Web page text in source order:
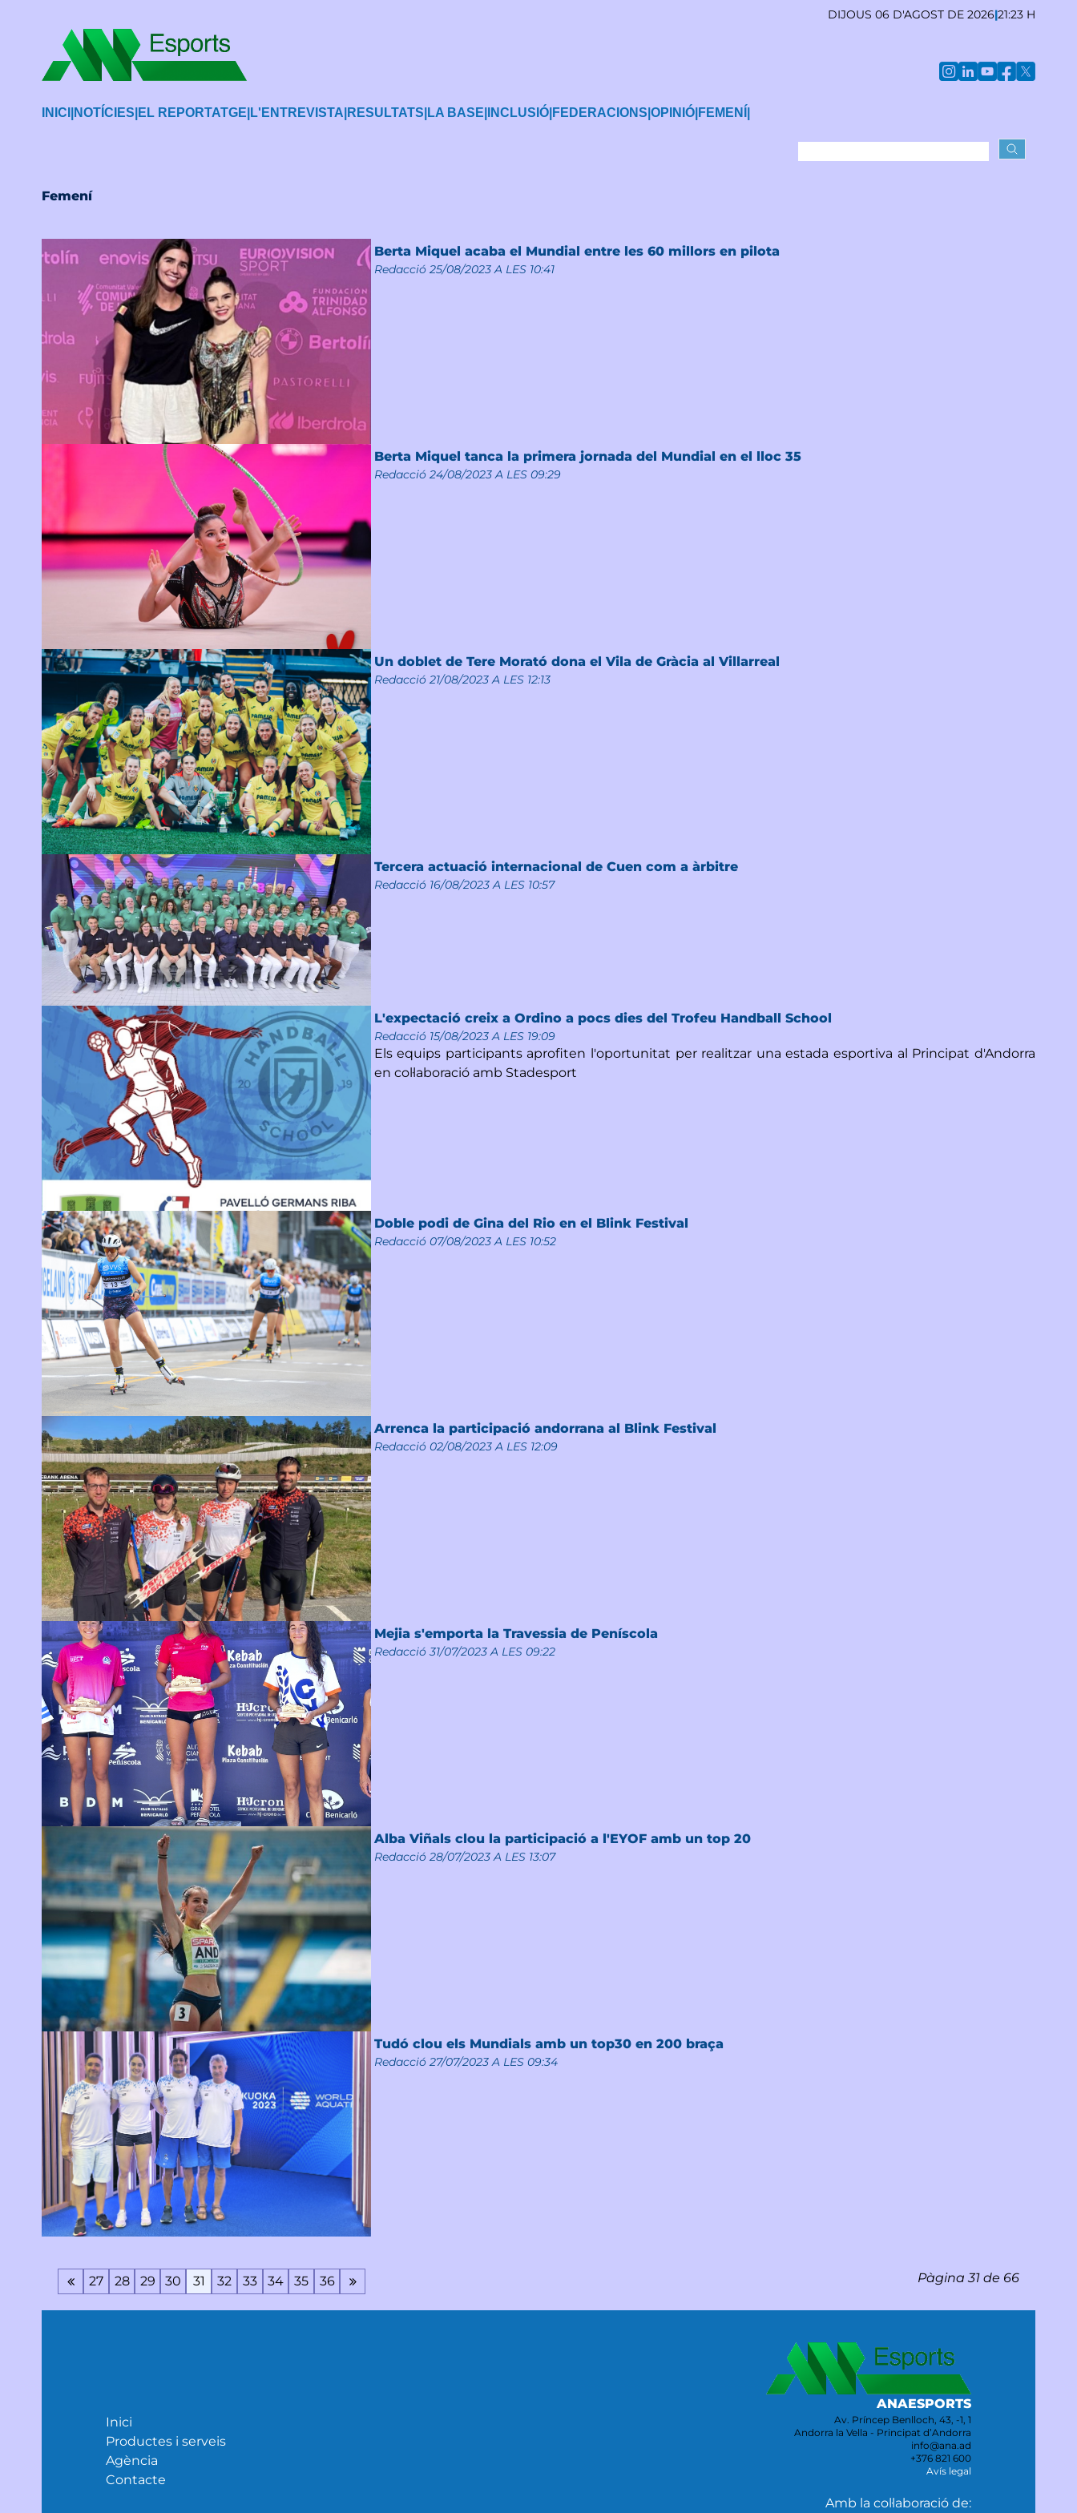
DIJOUS 06 D'AGOST DE 2026|21:23 H
INICI NOTÍCIES EL REPORTATGE L'ENTREVISTA RESULTATS LA BASE INCLUSIÓ FEDERACIONS OPINIÓ FEMENÍ
Femení
Berta Miquel acaba el Mundial entre les 60 millors en pilota
Redacció 25/08/2023 A LES 10:41
Berta Miquel tanca la primera jornada del Mundial en el lloc 35
Redacció 24/08/2023 A LES 09:29
Un doblet de Tere Morató dona el Vila de Gràcia al Villarreal
Redacció 21/08/2023 A LES 12:13
Tercera actuació internacional de Cuen com a àrbitre
Redacció 16/08/2023 A LES 10:57
L'expectació creix a Ordino a pocs dies del Trofeu Handball School
Redacció 15/08/2023 A LES 19:09
Els equips participants aprofiten l'oportunitat per realitzar una estada esportiva al Principat d'Andorra
en col·laboració amb Stadesport
Doble podi de Gina del Rio en el Blink Festival
Redacció 07/08/2023 A LES 10:52
Arrenca la participació andorrana al Blink Festival
Redacció 02/08/2023 A LES 12:09
Mejia s'emporta la Travessia de Peníscola
Redacció 31/07/2023 A LES 09:22
Alba Viñals clou la participació a l'EYOF amb un top 20
Redacció 28/07/2023 A LES 13:07
Tudó clou els Mundials amb un top30 en 200 braça
Redacció 27/07/2023 A LES 09:34
27 28 29 30 31 32 33 34 35 36 Pàgina 31 de 66
Inici
Productes i serveis
Agència
Contacte
ANAESPORTS
Av. Príncep Benlloch, 43, -1, 1
Andorra la Vella - Principat d’Andorra
info@ana.ad
+376 821 600
Avís legal
Amb la col·laboració de: